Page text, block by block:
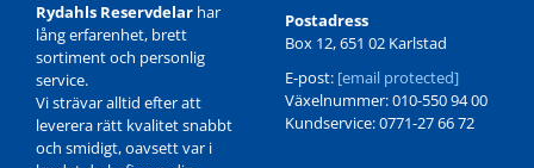
Rydahls Reservdelar har
lång erfarenhet, brett
sortiment och personlig
service.
Vi strävar alltid efter att
leverera rätt kvalitet snabbt
och smidigt, oavsett var i
Postadress
Box 12, 651 02 Karlstad
E-post: [email protected]
Växelnummer: 010-550 94 00
Kundservice: 0771-27 66 72